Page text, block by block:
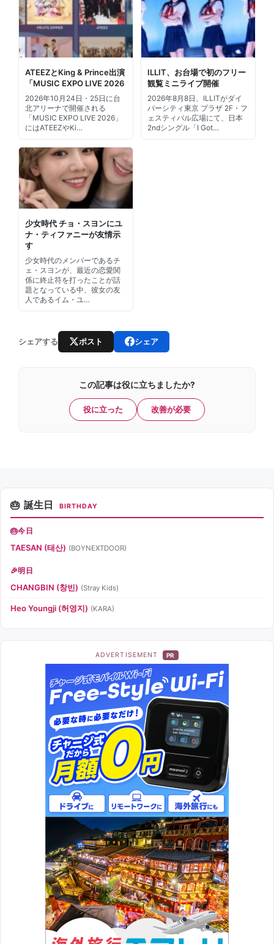
ATEEZとKing & Prince出演
「MUSIC EXPO LIVE 2026
2026年10月24日・25日に台
北アリーナで開催される
「MUSIC EXPO LIVE 2026」
にはATEEZやKi…
ILLIT、お台場で初のフリー
観覧ミニライブ開催
2026年8月8日、ILLITがダイ
バーシティ東京 プラザ 2F・フ
ェスティバル広場にて、日本
2ndシングル「I Got…
少女時代 チョ・スヨンにユ
ナ・ティファニーが友情示
す
少女時代のメンバーであるチ
ェ・スヨンが、最近の恋愛関
係に終止符を打ったことが話
題となっている中、彼女の友
人であるイム・ユ…
シェアする ポスト シェア
この記事は役に立ちましたか?
役に立った 改善が必要
誕生日 BIRTHDAY
今日
TAESAN (태산) (BOYNEXTDOOR)
明日
CHANGBIN (창빈) (Stray Kids)
Heo Youngji (허영지) (KARA)
ADVERTISEMENT PR